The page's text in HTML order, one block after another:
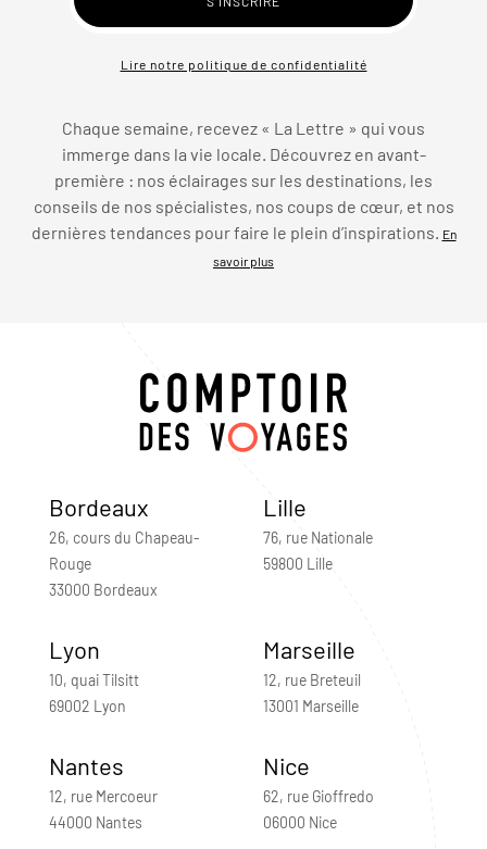
Lire notre politique de confidentialité
Chaque semaine, recevez « La Lettre » qui vous
immerge dans la vie locale. Découvrez en avant-
première : nos éclairages sur les destinations, les
conseils de nos spécialistes, nos coups de cœur, et nos
dernières tendances pour faire le plein d’inspirations.
En
savoir plus
Bordeaux
26, cours du Chapeau-
Rouge
33000 Bordeaux
Lille
76, rue Nationale
59800 Lille
Lyon
10, quai Tilsitt
69002 Lyon
Marseille
12, rue Breteuil
13001 Marseille
Nantes
12, rue Mercoeur
44000 Nantes
Nice
62, rue Gioffredo
06000 Nice